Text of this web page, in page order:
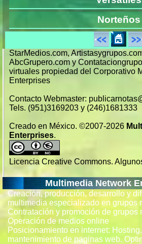
Norteños
StarMedios.com,
AbcGrupero.com y
virtuales propiedad del Corporativo
Enterprises
Contacto Webmaster:
Tels. (951)3169203 y (246)1681333
Creado en México. ©2007-2026
Enterprises.
Licencia Creative Commons.
Multimedia Network
Creación, producción, desarrollo y
multimedia especializado en grupos
Contratación y promoción de grupos
Operación de medios online
Posicionamiento en internet:
mantenimiento de paginas web.